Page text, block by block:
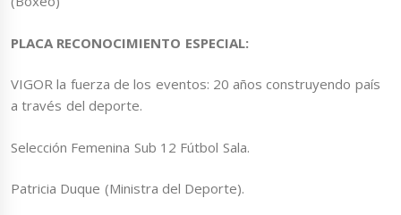
PLACA RECONOCIMIENTO ESPECIAL:
VIGOR la fuerza de los eventos: 20 años construyendo país
a través del deporte.
Selección Femenina Sub 12 Fútbol Sala.
Patricia Duque (Ministra del Deporte).